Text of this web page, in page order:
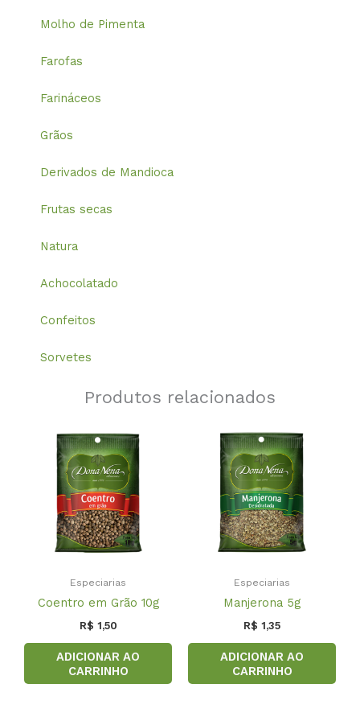
Molho de Pimenta
Farofas
Farináceos
Grãos
Derivados de Mandioca
Frutas secas
Natura
Achocolatado
Confeitos
Sorvetes
Produtos relacionados
Especiarias
Coentro em Grão 10g
R$ 1,50
ADICIONAR AO
CARRINHO
Especiarias
Manjerona 5g
R$ 1,35
ADICIONAR AO
CARRINHO